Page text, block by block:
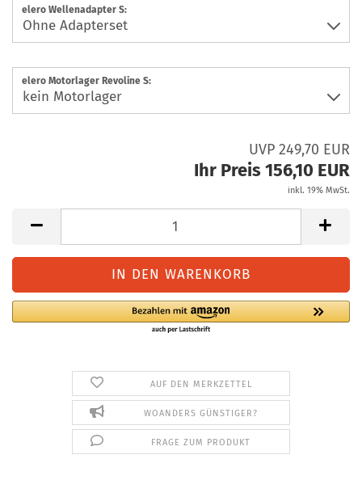
elero Wellenadapter S:
elero Motorlager Revoline S:
UVP 249,70 EUR
Ihr Preis 156,10 EUR
inkl. 19% MwSt.
AUF DEN MERKZETTEL
WOANDERS GÜNSTIGER?
FRAGE ZUM PRODUKT